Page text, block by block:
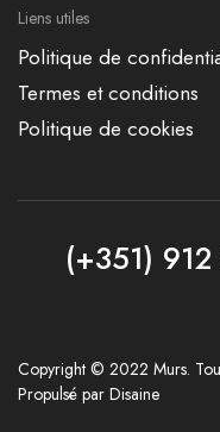
Liens utiles
Politique de
Termes et conditions
Politique de cookies
(+351)
Copyright © 2022 Murs.
Propulsé par Disaine